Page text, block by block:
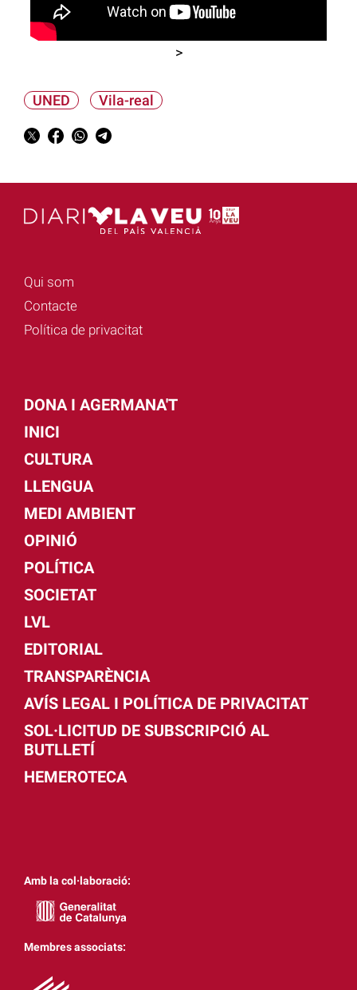
>
UNED Vila-real
Qui som
Contacte
Política de privacitat
DONA I AGERMANA'T
INICI
CULTURA
LLENGUA
MEDI AMBIENT
OPINIÓ
POLÍTICA
SOCIETAT
LVL
EDITORIAL
TRANSPARÈNCIA
AVÍS LEGAL I POLÍTICA DE PRIVACITAT
SOL·LICITUD DE SUBSCRIPCIÓ AL
BUTLLETÍ
HEMEROTECA
Amb la col·laboració:
Membres associats: